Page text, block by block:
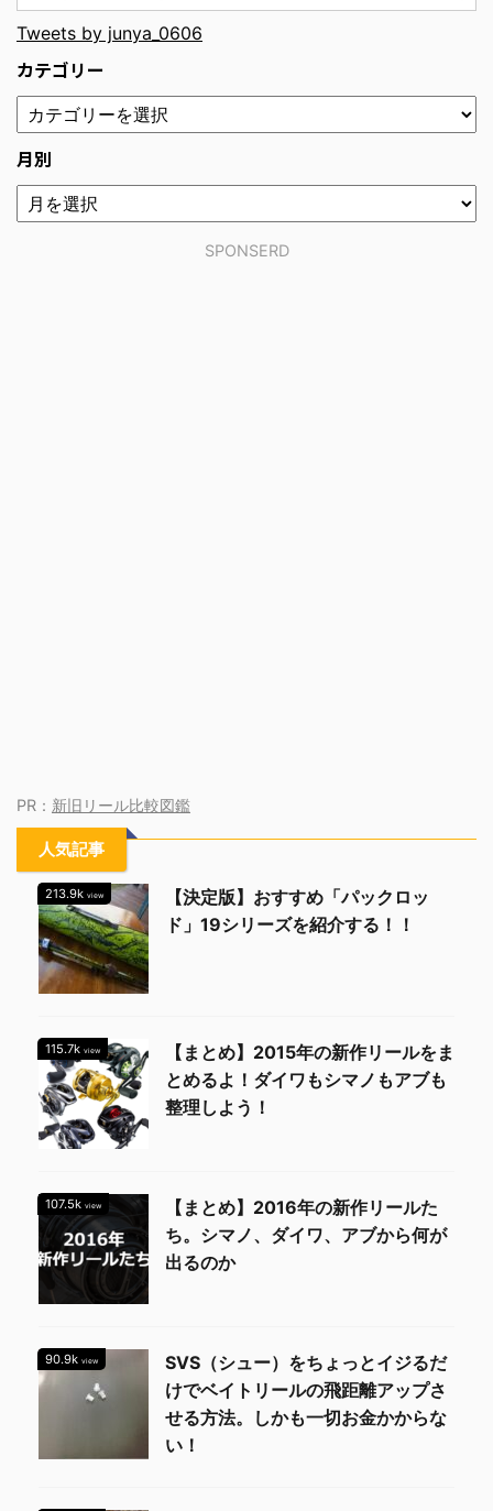
Tweets by junya_0606
カテゴリー
月別
SPONSERD
PR： 新旧リール比較図鑑
人気記事
213.9k view
【決定版】おすすめ「パックロッ
ド」19シリーズを紹介する！！
115.7k view
【まとめ】2015年の新作リールをま
とめるよ！ダイワもシマノもアブも
整理しよう！
107.5k view
【まとめ】2016年の新作リールた
ち。シマノ、ダイワ、アブから何が
出るのか
90.9k view
SVS（シュー）をちょっとイジるだ
けでベイトリールの飛距離アップさ
せる方法。しかも一切お金かからな
い！